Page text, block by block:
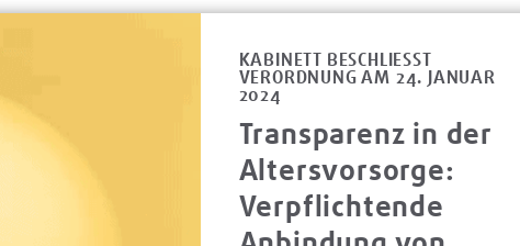
KABINETT BESCHLIESST V
ERORDNUNG AM 24. JANUAR 2
024
Transparenz in der
Altersvorsorge:
Verpflichtende